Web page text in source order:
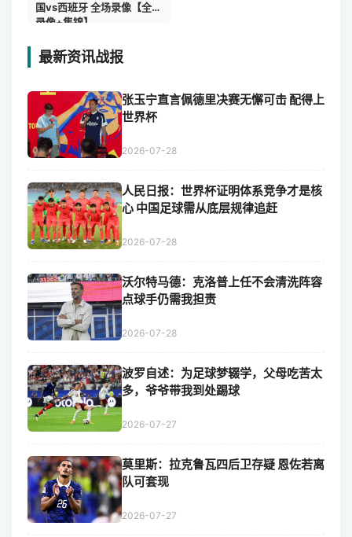
国vs西班牙 全场录像【全场
录像+集锦】
最新资讯战报
张玉宁直言佩德里决赛无懈可击 配得上
世界杯
2026-07-28
人民日报：世界杯证明体系竞争才是核
心 中国足球需从底层规律追赶
2026-07-28
沃尔特马德：克洛普上任不会清洗阵容
点球手仍需我担责
2026-07-28
波罗自述：为足球梦辍学，父母吃苦太
多，爷爷带我到处踢球
2026-07-27
莫里斯：拉克鲁瓦四后卫存疑 恩佐若离
队可套现
2026-07-27